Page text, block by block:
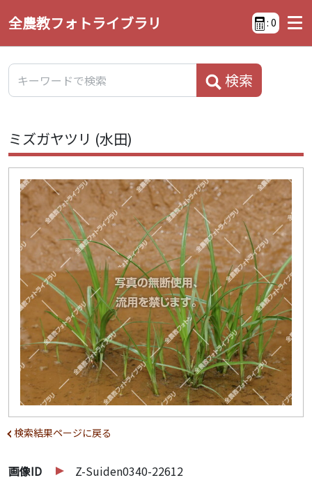
全農教フォトライブラリ : 0
検索
ミズガヤツリ (水田)
検索結果ページに戻る
画像ID
Z-Suiden0340-22612